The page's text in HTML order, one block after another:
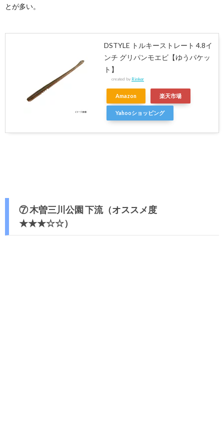
とが多い。
DSTYLE トルキーストレート 4.8イ
ンチ グリパンモエビ【ゆうパケッ
ト】
created by Rinker
Amazon 楽天市場
Yahooショッピング
⑦ 木曽三川公園 下流（オススメ度
★★★☆☆）